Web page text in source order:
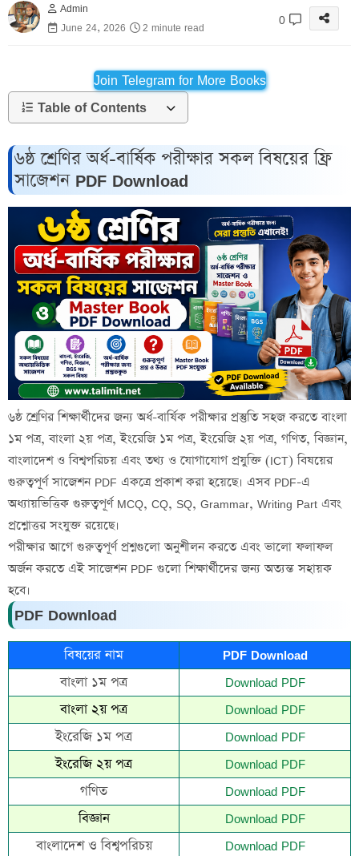
Admin
June 24, 2026
2 minute read 0
Join Telegram for More Books
Table of Contents
৬ষ্ঠ শ্রেণির অর্ধ-বার্ষিক পরীক্ষার সকল বিষয়ের ফ্রি
সাজেশন PDF Download
৬ষ্ঠ শ্রেণির শিক্ষার্থীদের জন্য অর্ধ-বার্ষিক পরীক্ষার প্রস্তুতি সহজ করতে বাংলা
১ম পত্র, বাংলা ২য় পত্র, ইংরেজি ১ম পত্র, ইংরেজি ২য় পত্র, গণিত, বিজ্ঞান,
বাংলাদেশ ও বিশ্বপরিচয় এবং তথ্য ও যোগাযোগ প্রযুক্তি (ICT) বিষয়ের
গুরুত্বপূর্ণ সাজেশন PDF একত্রে প্রকাশ করা হয়েছে। এসব PDF-এ
অধ্যায়ভিত্তিক গুরুত্বপূর্ণ MCQ, CQ, SQ, Grammar, Writing Part এবং
প্রশ্নোত্তর সংযুক্ত রয়েছে।
পরীক্ষার আগে গুরুত্বপূর্ণ প্রশ্নগুলো অনুশীলন করতে এবং ভালো ফলাফল
অর্জন করতে এই সাজেশন PDF গুলো শিক্ষার্থীদের জন্য অত্যন্ত সহায়ক
হবে।
PDF Download
বিষয়ের নাম
PDF Download
বাংলা ১ম পত্র
Download PDF
বাংলা ২য় পত্র
Download PDF
ইংরেজি ১ম পত্র
Download PDF
ইংরেজি ২য় পত্র
Download PDF
গণিত
Download PDF
বিজ্ঞান
Download PDF
বাংলাদেশ ও বিশ্বপরিচয়
Download PDF